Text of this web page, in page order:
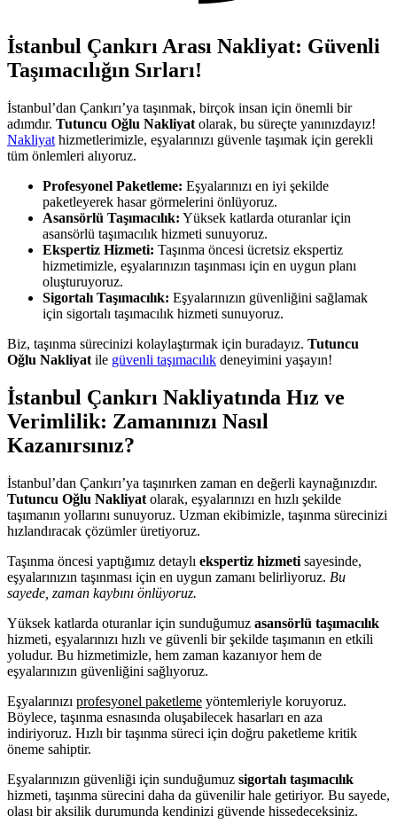
İstanbul Çankırı Arası Nakliyat: Güvenli
Taşımacılığın Sırları!
İstanbul’dan Çankırı’ya taşınmak, birçok insan için önemli bir
adımdır. Tutuncu Oğlu Nakliyat olarak, bu süreçte yanınızdayız!
Nakliyat hizmetlerimizle, eşyalarınızı güvenle taşımak için gerekli
tüm önlemleri alıyoruz.
Profesyonel Paketleme: Eşyalarınızı en iyi şekilde
paketleyerek hasar görmelerini önlüyoruz.
Asansörlü Taşımacılık: Yüksek katlarda oturanlar için
asansörlü taşımacılık hizmeti sunuyoruz.
Ekspertiz Hizmeti: Taşınma öncesi ücretsiz ekspertiz
hizmetimizle, eşyalarınızın taşınması için en uygun planı
oluşturuyoruz.
Sigortalı Taşımacılık: Eşyalarınızın güvenliğini sağlamak
için sigortalı taşımacılık hizmeti sunuyoruz.
Biz, taşınma sürecinizi kolaylaştırmak için buradayız. Tutuncu
Oğlu Nakliyat ile güvenli taşımacılık deneyimini yaşayın!
İstanbul Çankırı Nakliyatında Hız ve
Verimlilik: Zamanınızı Nasıl
Kazanırsınız?
İstanbul’dan Çankırı’ya taşınırken zaman en değerli kaynağınızdır.
Tutuncu Oğlu Nakliyat olarak, eşyalarınızı en hızlı şekilde
taşımanın yollarını sunuyoruz. Uzman ekibimizle, taşınma sürecinizi
hızlandıracak çözümler üretiyoruz.
Taşınma öncesi yaptığımız detaylı ekspertiz hizmeti sayesinde,
eşyalarınızın taşınması için en uygun zamanı belirliyoruz. Bu
sayede, zaman kaybını önlüyoruz.
Yüksek katlarda oturanlar için sunduğumuz asansörlü taşımacılık
hizmeti, eşyalarınızı hızlı ve güvenli bir şekilde taşımanın en etkili
yoludur. Bu hizmetimizle, hem zaman kazanıyor hem de
eşyalarınızın güvenliğini sağlıyoruz.
Eşyalarınızı profesyonel paketleme yöntemleriyle koruyoruz.
Böylece, taşınma esnasında oluşabilecek hasarları en aza
indiriyoruz. Hızlı bir taşınma süreci için doğru paketleme kritik
öneme sahiptir.
Eşyalarınızın güvenliği için sunduğumuz sigortalı taşımacılık
hizmeti, taşınma sürecini daha da güvenilir hale getiriyor. Bu sayede,
olası bir aksilik durumunda kendinizi güvende hissedeceksiniz.